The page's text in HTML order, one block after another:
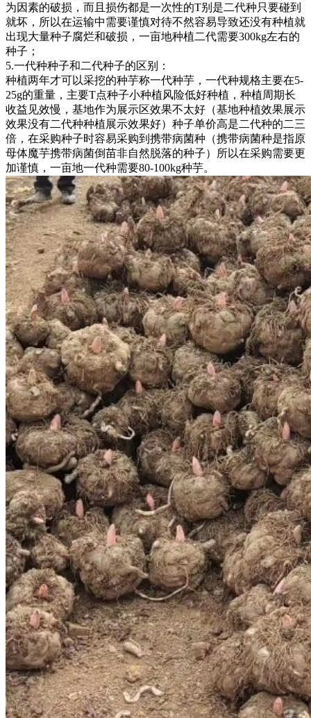
为因素的破损，而且损伤都是一次性的T别是二代种只要碰到
就坏，所以在运输中需要谨慎对待不然容易导致还没有种植就
出现大量种子腐烂和破损，一亩地种植二代需要300kg左右的
种子；
5.一代种种子和二代种子的区别：
种植两年才可以采挖的种芋称一代种芋，一代种规格主要在5-
25g的重量，主要T点种子小种植风险低好种植，种植周期长
收益见效慢，基地作为展示区效果不太好（基地种植效果展示
效果没有二代种种植展示效果好）种子单价高是二代种的二三
倍，在采购种子时容易采购到携带病菌种（携带病菌种是指原
母体魔芋携带病菌倒苗非自然脱落的种子）所以在采购需要更
加谨慎，一亩地一代种需要80-100kg种芋。